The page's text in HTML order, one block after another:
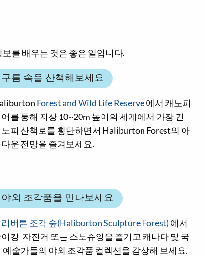
를 배우는 것은 좋은 일입니다.
구름 속을 산책해보세요
Forest and Wild Life Reserve에서 캐노피
를 통해 지상 10~20m 높이의 세계에서 가장 긴
피 산책로를 횡단하면서 Haliburton Forest의 아
운 전망을 즐겨보세요.
야외 조각품을 만나보세요
버튼 조각 숲(Haliburton Sculpture Forest) 에서
킹, 자전거 또는 스노슈잉을 즐기고 캐나다 및 국
예술가들의 야외 조각품 컬렉션을 감상해 보세요.